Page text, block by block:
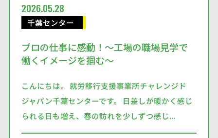
2026.05.28
千葉センター
プロの仕事に感動！～工場の職場見学で
働くイメージを掴む～
こんにちは。 就労移行支援事業所チャレンジド
ジャパン千葉センターです。 日差しが暖かく感じ
られる日も増え、春の訪れを少しずつ感じ...